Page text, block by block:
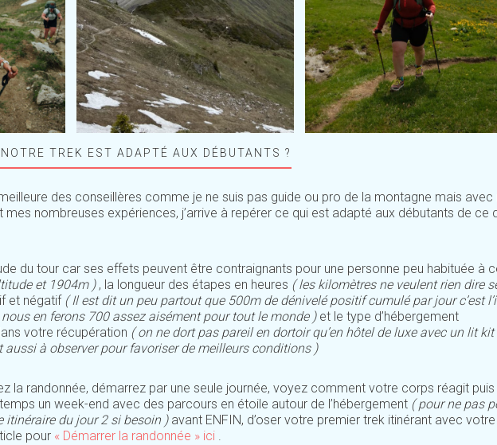
TREK EST ADAPTÉ AUX DÉBUTANTS ?
des conseillères comme je ne suis pas guide ou pro de la montagne mais avec
nombreuses expériences, j’arrive à repérer ce qui est adapté aux débutants de ce
du tour car ses effets peuvent être contraignants pour une personne peu habituée à
et 1904m ), la longueur des étapes en heures ( les kilomètres ne veulent rien dire
et négatif( Il est dit un peu partout que 500m de dénivelé positif cumulé par jour c’est
en ferons 700 assez aisément pour tout le monde )et le type d’hébergement
votre récupération ( on ne dort pas pareil en dortoir qu’en hôtel de luxe avec un lit kit
aussi à observer pour favoriser de meilleurs conditions )
la randonnée, démarrez par une seule journée, voyez comment votre corps réagit puis
un week-end avec des parcours en étoile autour de l’hébergement ( pour ne pas
itinéraire du jour 2 si besoin ) avant ENFIN, d’oser votre premier trek itinérant avec
pour « Démarrer la randonnée » ici .